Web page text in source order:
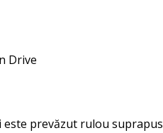
Drive
este prevăzut rulou